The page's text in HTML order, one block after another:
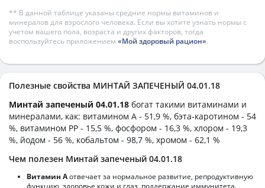
** В данной таблице указаны средние нормы витаминов и
минералов для взрослого человека. Если вы хотите узнать нормы с
учетом вашего пола, возраста и других факторов, тогда
воспользуйтесь приложением «Мой здоровый рацион».
Полезные свойства МИНТАЙ ЗАПЕЧЕНЫЙ 04.01.18
Минтай запеченый 04.01.18 богат такими витаминами и
минералами, как: витамином А - 51,9 %, бэта-каротином - 54
%, витамином PP - 15,5 %, фосфором - 16,3 %, хлором - 19,3
%, йодом - 56 %, кобальтом - 98,7 %, хромом - 62,1 %
Чем полезен Минтай запеченый 04.01.18
Витамин Аотвечает за нормальное развитие, репродуктивную
функцию, здоровье кожи и глаз, поддержание иммунитета.